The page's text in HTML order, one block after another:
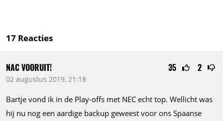
17 Reacties
35 2
NAC VOORUIT!
02 augustus 2019, 21:18
Bartje vond ik in de Play-offs met NEC echt top. Wellicht was
hij nu nog een aardige backup geweest voor ons Spaanse